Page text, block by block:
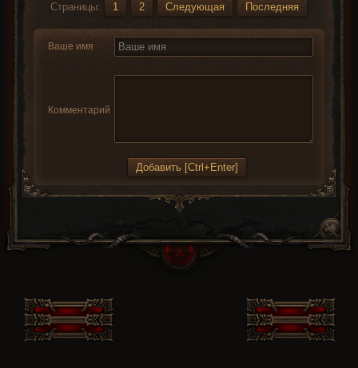
Страницы: 1 2 Следующая Последняя
Ваше имя
Комментарий